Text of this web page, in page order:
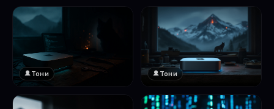
Тони Тони